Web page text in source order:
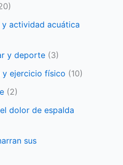
y actividad acuática
y deporte (3)
y ejercicio físico (10)
(2)
dolor de espalda
sus